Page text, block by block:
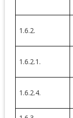
1.6.2.
1.6.2.1.
1.6.2.4.